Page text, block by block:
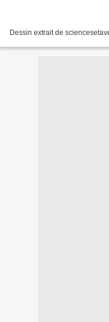
Dessin extrait de